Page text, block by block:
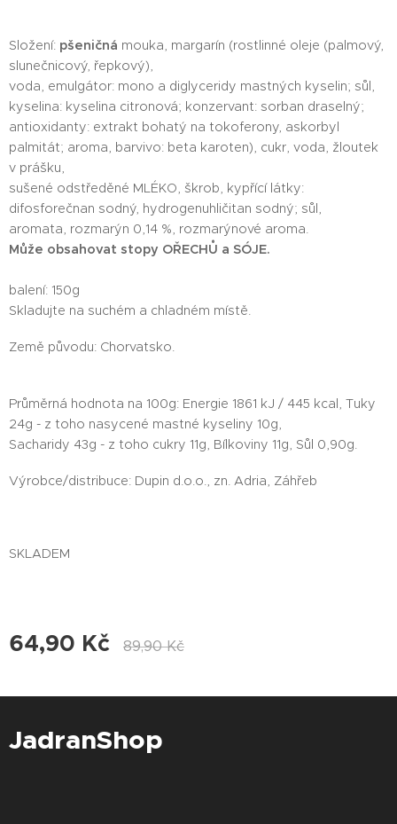
Složení: pšeničná mouka, margarín (rostlinné oleje (palmový,
slunečnicový, řepkový),
voda, emulgátor: mono a diglyceridy mastných kyselin; sůl,
kyselina: kyselina citronová; konzervant: sorban draselný;
antioxidanty: extrakt bohatý na tokoferony, askorbyl
palmitát; aroma, barvivo: beta karoten), cukr, voda, žloutek
v prášku,
sušené odstředěné MLÉKO, škrob, kypřící látky:
difosforečnan sodný, hydrogenuhličitan sodný; sůl,
aromata, rozmarýn 0,14 %, rozmarýnové aroma.
Může obsahovat stopy OŘECHŮ a SÓJE.
balení: 150g
Skladujte na suchém a chladném místě.
Země původu: Chorvatsko.
Průměrná hodnota na 100g: Energie 1861 kJ / 445 kcal, Tuky
24g - z toho nasycené mastné kyseliny 10g,
Sacharidy 43g - z toho cukry 11g, Bílkoviny 11g, Sůl 0,90g.
Výrobce/distribuce: Dupin d.o.o., zn. Adria, Záhřeb
SKLADEM
64,90 Kč 89,90Kč
JadranShop